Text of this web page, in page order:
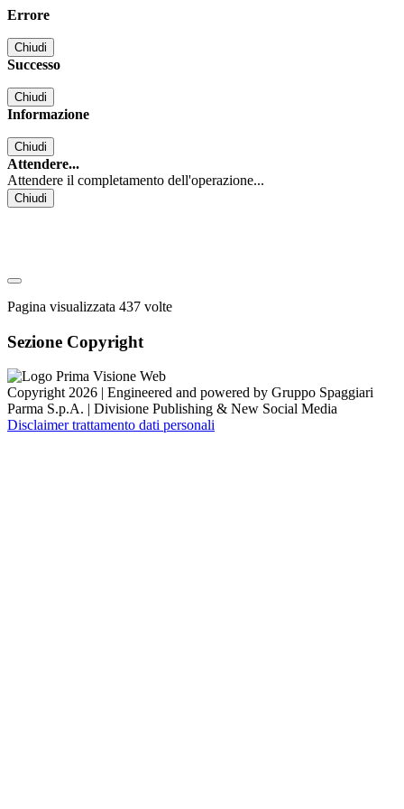
Errore
Chiudi
Successo
Chiudi
Informazione
Chiudi
Attendere...
Attendere il completamento dell'operazione...
Chiudi
Pagina visualizzata 437 volte
Sezione Copyright
Copyright 2026 | Engineered and powered by Gruppo Spaggiari
Parma S.p.A. | Divisione Publishing & New Social Media
Disclaimer trattamento dati personali